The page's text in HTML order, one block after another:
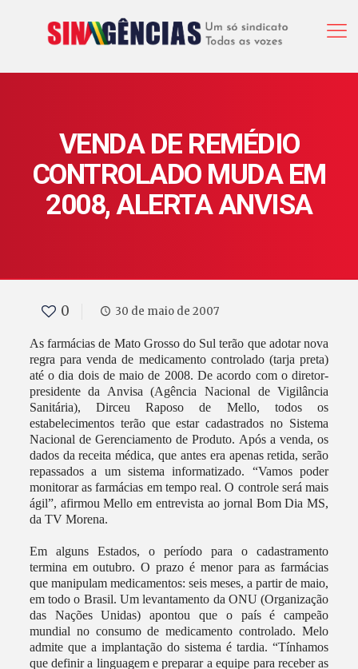
VENDA DE REMÉDIO
CONTROLADO MUDA EM
2008, ALERTA ANVISA
0 30 de maio de 2007
As farmácias de Mato Grosso do Sul terão que adotar nova
regra para venda de medicamento controlado (tarja preta)
até o dia dois de maio de 2008. De acordo com o diretor-
presidente da Anvisa (Agência Nacional de Vigilância
Sanitária), Dirceu Raposo de Mello, todos os
estabelecimentos terão que estar cadastrados no Sistema
Nacional de Gerenciamento de Produto. Após a venda, os
dados da receita médica, que antes era apenas retida, serão
repassados a um sistema informatizado. “Vamos poder
monitorar as farmácias em tempo real. O controle será mais
ágil”, afirmou Mello em entrevista ao jornal Bom Dia MS,
da TV Morena.
Em alguns Estados, o período para o cadastramento
termina em outubro. O prazo é menor para as farmácias
que manipulam medicamentos: seis meses, a partir de maio,
em todo o Brasil. Um levantamento da ONU (Organização
das Nações Unidas) apontou que o país é campeão
mundial no consumo de medicamento controlado. Melo
admite que a implantação do sistema é tardia. “Tínhamos
que definir a linguagem e preparar a equipe para receber as